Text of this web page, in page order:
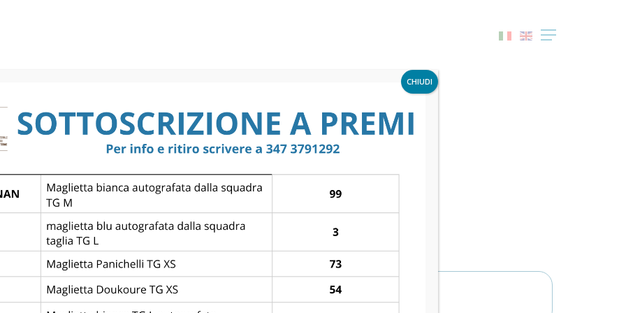
Menu
QF 1-8^
A 1—3 2^ GIRONE C
CHIUDI